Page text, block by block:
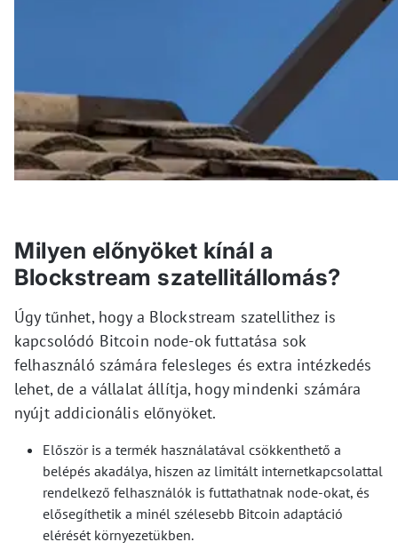
Milyen előnyöket kínál a
Blockstream szatellitállomás?
Úgy tűnhet, hogy a Blockstream szatellithez is
kapcsolódó Bitcoin node-ok futtatása sok
felhasználó számára felesleges és extra intézkedés
lehet, de a vállalat állítja, hogy mindenki számára
nyújt addicionális előnyöket.
Először is a termék használatával csökkenthető a
belépés akadálya, hiszen az limitált internetkapcsolattal
rendelkező felhasználók is futtathatnak node-okat, és
elősegíthetik a minél szélesebb Bitcoin adaptáció
elérését környezetükben.